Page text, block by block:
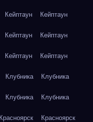
Кейптаун Кейптаун
Кейптаун Кейптаун
Кейптаун Кейптаун
Клубника Клубника
Клубника Клубника
Красноярск Красноярск